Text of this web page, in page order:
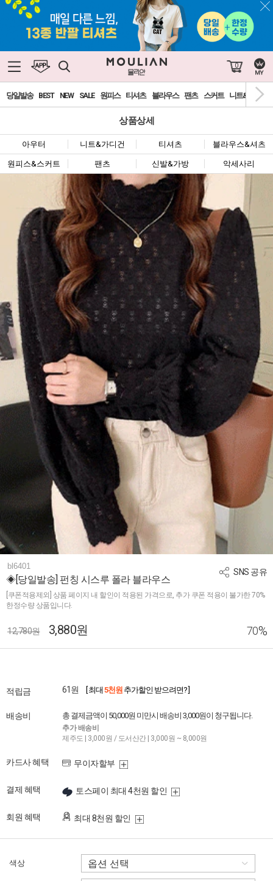
0
당일발송 BEST NEW SALE 원피스 티셔츠 블라우스 팬츠 스커트 니트&가디건
상품상세
아우터 니트&가디건 티셔츠 블라우스&셔츠
원피스&스커트 팬츠 신발&가방 악세사리
SNS 공유
bl6401
◈[당일발송] 펀칭 시스루 폴라 블라우스
[쿠폰적용제외] 상품 페이지 내 할인이 적용된 가격으로, 추가 쿠폰 적용이 불가한 70%
한정수량 상품입니다.
12,780원 3,880원 70%
적립금 61원 [ 최대 5천원 추가할인 받으려면? ]
배송비 총 결제금액이 50,000원 미만시 배송비 3,000원이 청구됩니다.
추가 배송비
제주도 | 3,000원 / 도서산간 | 3,000원 ~ 8,000원
카드사 혜택 무이자할부
결제 혜택 토스페이 최대 4천원 할인
회원 혜택 최대 8천원 할인
색상